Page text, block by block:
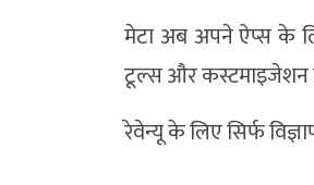
मेटा अब अपने ऐप्स के
टूल्स और कस्टमाइजेशन
रेवेन्यू के लिए सिर्फ